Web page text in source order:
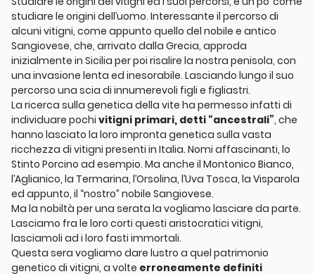
studiare le origini dell’uomo. Interessante il percorso di
alcuni vitigni, come appunto quello del nobile e antico
Sangiovese, che, arrivato dalla Grecia, approda
inizialmente in Sicilia per poi risalire la nostra penisola, con
una invasione lenta ed inesorabile. Lasciando lungo il suo
percorso una scia di innumerevoli figli e figliastri.
La ricerca sulla genetica della vite ha permesso infatti di
individuare pochi vitigni primari, detti “ancestrali”, che
hanno lasciato la loro impronta genetica sulla vasta
ricchezza di vitigni presenti in Italia. Nomi affascinanti, lo
Stinto Porcino ad esempio. Ma anche il Montonico Bianco,
l’Aglianico, la Termarina, l’Orsolina, l’Uva Tosca, la Visparola
ed appunto, il “nostro” nobile Sangiovese.
Ma la nobiltà per una serata la vogliamo lasciare da parte.
Lasciamo fra le loro corti questi aristocratici vitigni,
lasciamoli ad i loro fasti immortali.
Questa sera vogliamo dare lustro a quel patrimonio
genetico di vitigni, a volte erroneamente definiti